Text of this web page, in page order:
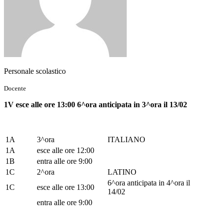
Personale scolastico
Docente
1V esce alle ore 13:00 6^ora anticipata in 3^ora il 13/02
1A 3^ora
ITALIANO
1A
esce alle ore 12:00
1B
entra alle ore 9:00
1C
2^ora
LATINO
1C
esce alle ore 13:00
6^ora anticipata in 4^ora il
14/02
entra alle ore 9:00